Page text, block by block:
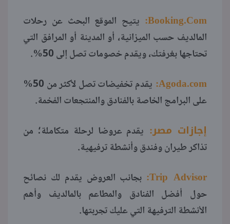
Booking.Com
: يتيح الموقع البحث عن رحلات
المالديف حسب الميزانية، أو المدينة أو المرافق التي
تحتاجها بغرفتك، ويقدم خصومات تصل إلى 50%.
Agoda.com
:
يقدم تخفيضات تصل لأكثر من 50%
على البرامج الخاصة بالفنادق والمنتجعات الفخمة.
إجازات مصر: يقدم عروضا لرحلة متكاملة؛ من
تذاكر طيران وفندق وأنشطة ترفيهية.
Trip Advisor
: بجانب العروض يقدم لك نصائح
حول أفضل الفنادق والمطاعم بالمالديف وأهم
الأنشطة الترفيهة التي عليك تجربتها.